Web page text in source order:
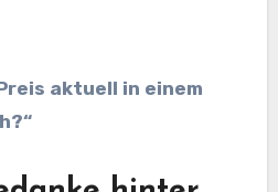
aktuell in einem